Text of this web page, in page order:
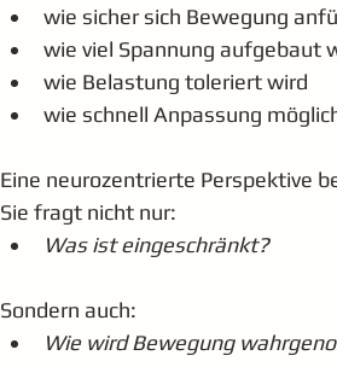
wie sicher sich Bewegung
wie viel Spannung aufgebaut
wie Belastung toleriert wird
wie schnell Anpassung
Eine neurozentrierte Perspektive
Sie fragt nicht nur:
Was ist eingeschränkt?
Sondern auch:
Wie wird Bewegung